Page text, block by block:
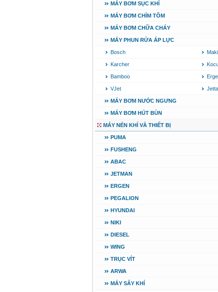
MÁY BƠM SỤC KHÍ
MÁY BƠM CHÌM TÕM
MÁY BƠM CHỮA CHÁY
MÁY PHUN RỬA ÁP LỰC
Bosch
Karcher
Bamboo
VJet Jetta
MÁY BƠM NƯỚC NGƯNG
MÁY BƠM HÚT BÙN
MÁY NÉN KHÍ VÀ THIẾT BỊ
PUMA
FUSHENG
ABAC
JETMAN
ERGEN
PEGALION
HYUNDAI
NIKI
DIESEL
WING
TRỤC VÍT
ARWA
MÁY SẤY KHÍ